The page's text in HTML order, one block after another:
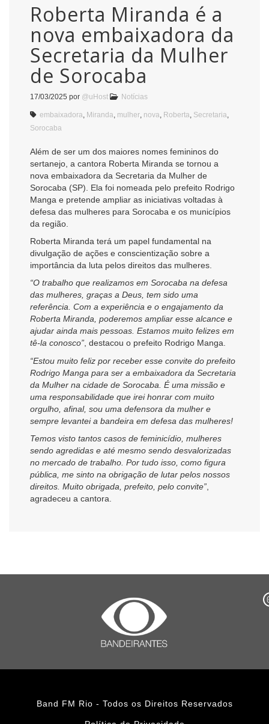
Roberta Miranda é a
nova embaixadora da
Secretaria da Mulher
de Sorocaba
17/03/2025 por @uHost Notícias
embaixadora Miranda mulher nova Roberta Secretaria
Sorocaba
Além de ser um dos maiores nomes femininos do
sertanejo, a cantora Roberta Miranda se tornou a
nova embaixadora da Secretaria da Mulher de
Sorocaba (SP). Ela foi nomeada pelo prefeito Rodrigo
Manga e pretende ampliar as iniciativas voltadas à
defesa das mulheres para Sorocaba e os municípios
da região.
Roberta Miranda terá um papel fundamental na
divulgação de ações e conscientização sobre a
importância da luta pelos direitos das mulheres.
“O trabalho que realizamos em Sorocaba na defesa
das mulheres, graças a Deus, tem sido uma
referência. Com a experiência e o engajamento da
Roberta Miranda, poderemos ampliar esse alcance e
ajudar ainda mais pessoas. Estamos muito felizes em
tê-la conosco”, destacou o prefeito Rodrigo Manga.
“Estou muito feliz por receber esse convite do prefeito
Rodrigo Manga para ser a embaixadora da Secretaria
da Mulher na cidade de Sorocaba. É uma missão e
uma responsabilidade que irei honrar com muito
orgulho, afinal, sou uma defensora da mulher e
sempre levantei a bandeira em defesa das mulheres!
Temos visto tantos casos de feminicídio, mulheres
sendo agredidas e até mesmo sendo desvalorizadas
no mercado de trabalho. Por tudo isso, como figura
pública, me sinto na obrigação de lutar pelos nossos
direitos. Muito obrigada, prefeito, pelo convite”
agradeceu a cantora.
Band FM Rio - Todos os Direitos Reservados